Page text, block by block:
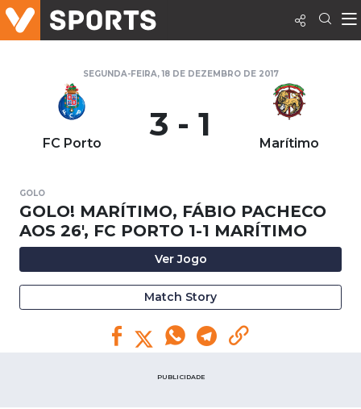
SEGUNDA-FEIRA, 18 DE DEZEMBRO DE 2017
FC Porto 3 - 1 Marítimo
GOLO
GOLO! MARÍTIMO, FÁBIO PACHECO
AOS 26', FC PORTO 1-1 MARÍTIMO
Ver Jogo
Match Story
PUBLICIDADE